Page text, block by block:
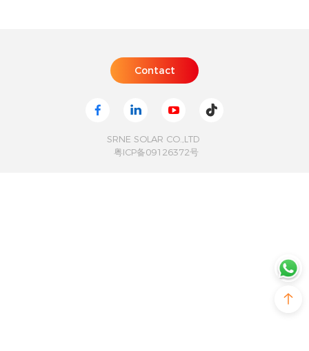
SRNE SOLAR CO.,LTD
粤ICP备09126372号